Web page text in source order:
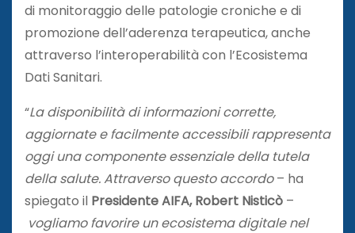
di monitoraggio delle patologie croniche e di
promozione dell’aderenza terapeutica, anche
attraverso l’interoperabilità con l’Ecosistema
Dati Sanitari.
“La disponibilità di informazioni corrette,
aggiornate e facilmente accessibili rappresenta
oggi una componente essenziale della tutela
della salute. Attraverso questo accordo– ha
spiegato il Presidente AIFA, Robert Nisticò –
vogliamo favorire un ecosistema digitale nel